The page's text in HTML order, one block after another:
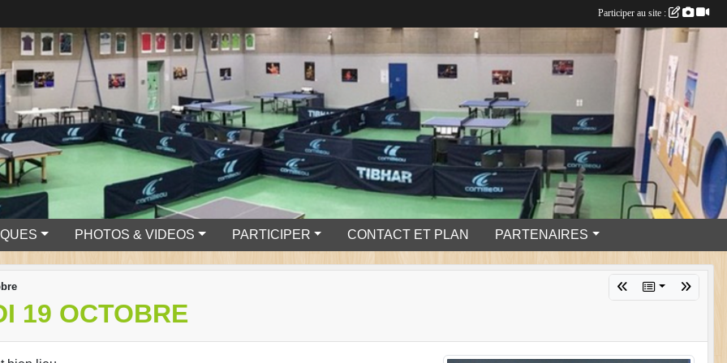
PHOTOS & VIDEOS PARTICIPER CONTACT ET PLAN PARTENAIRES
19 OCTOBRE
Participer au site :